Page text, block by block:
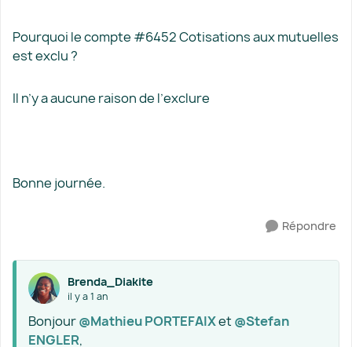
Pourquoi le compte #6452 Cotisations aux mutuelles
est exclu ?
Il n’y a aucune raison de l’exclure
Bonne journée.
Répondre
Brenda_Diakite
il y a 1 an
Bonjour ​@Mathieu PORTEFAIXet ​ @Stefan
ENGLER,